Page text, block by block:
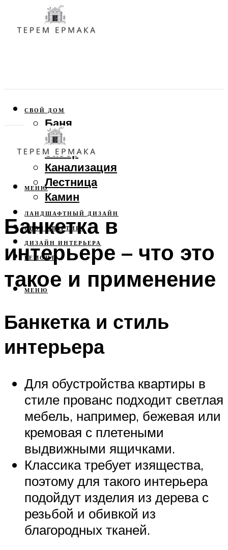
СВОЙ ДОМ
Баня
Веранда
Забор
Канализация
Лестница
Камин
ЛАНДШАФТНЫЙ ДИЗАЙН
СВОЯ КВАРТИРА
ДИЗАЙН ИНТЕРЬЕРА
РЕМОНТ
МЕНЮ
МЕНЮ
Банкетка в
интерьере – что это
такое и применение
Банкетка и стиль
интерьера
Для обустройства квартиры в
стиле прованс подходит светлая
мебель, например, бежевая или
кремовая с плетеными
выдвижными ящичками.
Классика требует изящества,
поэтому для такого интерьера
подойдут изделия из дерева с
резьбой и обивкой из
благородных тканей.